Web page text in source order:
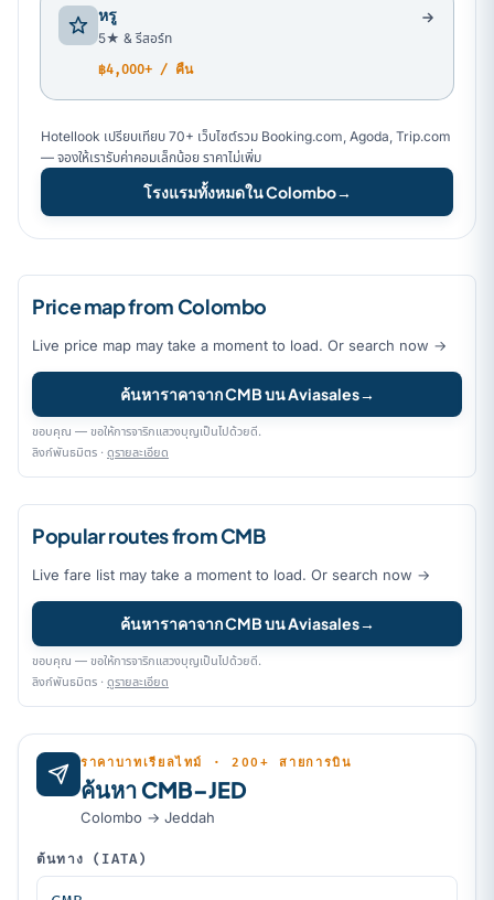
หรู
5★ & รีสอร์ท
฿4,000+ / คืน
Hotellook เปรียบเทียบ 70+ เว็บไซต์รวม Booking.com, Agoda, Trip.com
— จองให้เรารับค่าคอมเล็กน้อย ราคาไม่เพิ่ม
โรงแรมทั้งหมดใน Colombo→
Price map from Colombo
Live price map may take a moment to load. Or search now →
ค้นหาราคาจาก CMB บน Aviasales→
ขอบคุณ — ขอให้การจาริกแสวงบุญเป็นไปด้วยดี.
ลิงก์พันธมิตร · ดูรายละเอียด
Popular routes from CMB
Live fare list may take a moment to load. Or search now →
ค้นหาราคาจาก CMB บน Aviasales→
ขอบคุณ — ขอให้การจาริกแสวงบุญเป็นไปด้วยดี.
ลิงก์พันธมิตร · ดูรายละเอียด
ราคาบาทเรียลไทม์ · 200+ สายการบิน
ค้นหา CMB–JED
Colombo → Jeddah
ต้นทาง (IATA)